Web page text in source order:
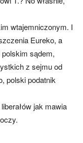
wtajemniczonym. I
Eureko, a
sądem,
z sejmu od
polski podatnik
jak mawia